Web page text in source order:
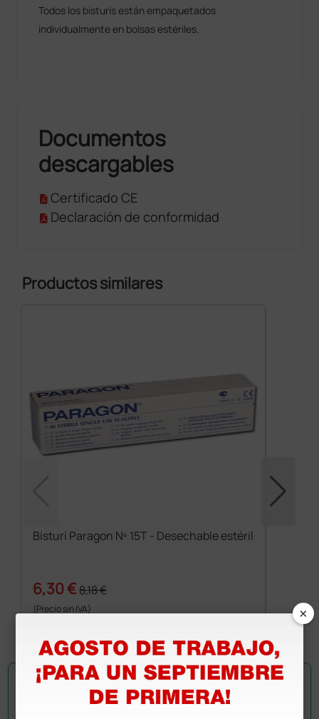
Todos los bisturís están empaquetados
individualmente en bolsas estériles.
Documentos
descargables
Certificado CE
Declaración de conformidad
Productos similares
Bisturí Paragon Nº 15T - Desechable estéril
6,30 €8,18 €
(Precio sin IVA)
×